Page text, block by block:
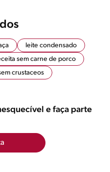
leite condensado
sem carne de porco
crustaceos
e faça parte